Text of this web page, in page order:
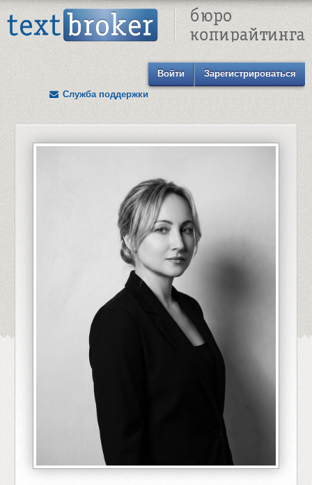
Войти
Зарегистрироваться
Служба поддержки